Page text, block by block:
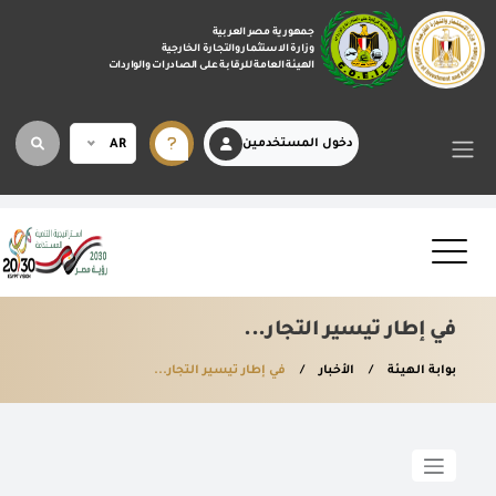
جمهورية مصر العربية
وزارة الاستثمار والتجارة الخارجية
الهيئة العامة للرقابة على الصادرات والواردات
دخول المستخدمين AR
في إطار تيسير التجار...
بوابة الهيئة الأخبار في إطار تيسير التجار...